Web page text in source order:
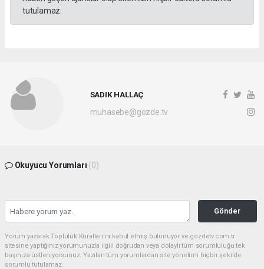
tutulamaz.
SADIK HALLAÇ
muhasebe@gozde.tv
Okuyucu Yorumları (0)
Gönder
Yorum yazarak Topluluk Kuralları’nı kabul etmiş bulunuyor ve gozdetv.com.tr
sitesine yaptığınız yorumunuzla ilgili doğrudan veya dolaylı tüm sorumluluğu tek
başınıza üstleniyorsunuz. Yazılan tüm yorumlardan site yönetimi hiçbir şekilde
sorumlu tutulamaz.